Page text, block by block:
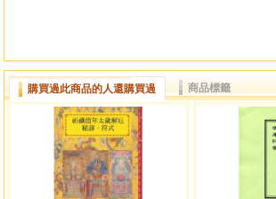
當初刊於是年，陳仲遠當為清代咸豐年間
都二仙庵重刻本，八行十八字黑口四周雙
時限為宣統元年（1909）至民國三年（
手抄本，所標時限為道光四年（1824）至
（1909），抄本部分較為雜亂，多數為《
《清微科儀》和北京白雲觀、鶴鳴山等傳
購買過此商品的人還購買過 商品標籤